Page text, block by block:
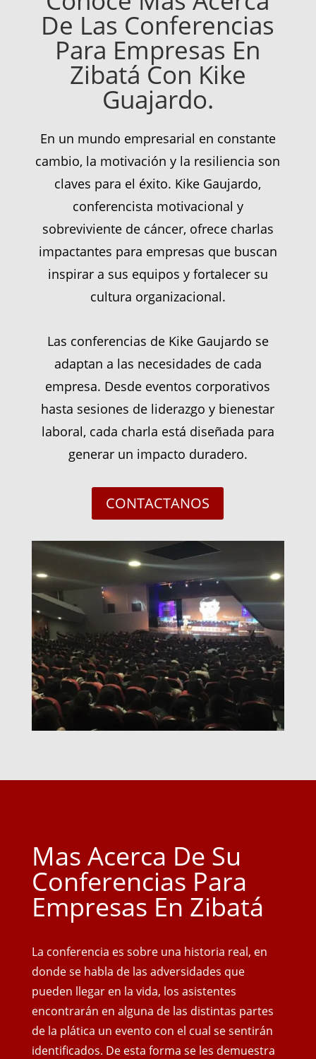
De Las Conferencias
Para Empresas En
Zibatá Con Kike
Guajardo.
En un mundo empresarial en constante
cambio, la motivación y la resiliencia son
claves para el éxito. Kike Gaujardo,
conferencista motivacional y
sobreviviente de cáncer, ofrece charlas
impactantes para empresas que buscan
inspirar a sus equipos y fortalecer su
cultura organizacional.
Las conferencias de Kike Gaujardo se
adaptan a las necesidades de cada
empresa. Desde eventos corporativos
hasta sesiones de liderazgo y bienestar
laboral, cada charla está diseñada para
generar un impacto duradero.
CONTACTANOS
Mas Acerca De Su
Conferencias Para
Empresas En Zibatá
La conferencia es sobre una historia real, en
donde se habla de las adversidades que
pueden llegar en la vida, los asistentes
encontrarán en alguna de las distintas partes
de la plática un evento con el cual se sentirán
identificados. De esta forma se les demuestra